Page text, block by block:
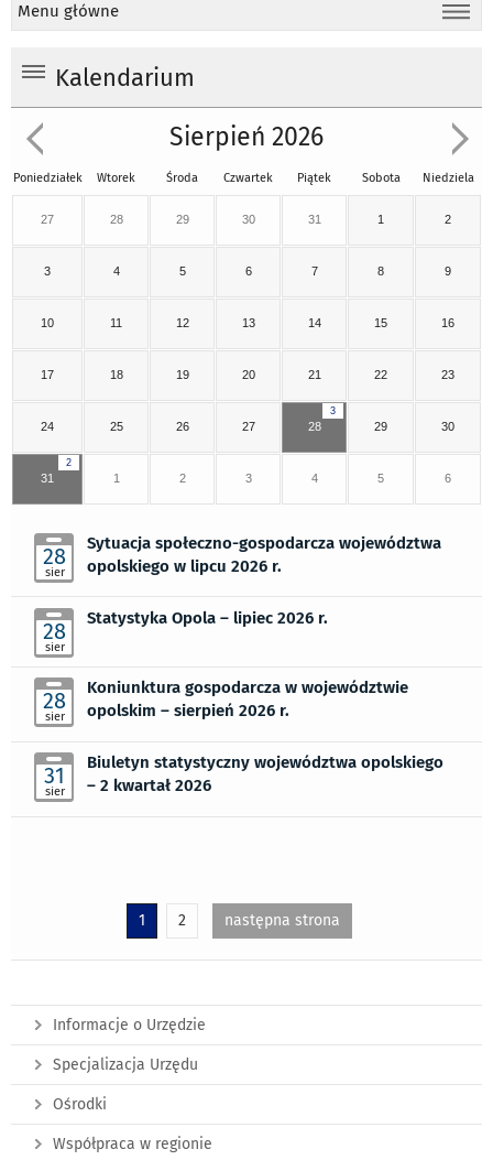
Menu główne
Kalendarium
Sierpień 2026
Poniedziałek Wtorek Środa Czwartek Piątek Sobota Niedziela
27 28 29 30 31 1 2
3 4 5 6 7 8 9
10 11 12 13 14 15 16
17 18 19 20 21 22 23
24 25 26 27
3
28 29 30
2
31 1 2 3 4 5 6
28
sier
Sytuacja społeczno-gospodarcza województwa
opolskiego w lipcu 2026 r.
28
sier
Statystyka Opola – lipiec 2026 r.
28
sier
Koniunktura gospodarcza w województwie
opolskim – sierpień 2026 r.
31
sier
Biuletyn statystyczny województwa opolskiego
– 2 kwartał 2026
1 2 następna strona
Informacje o Urzędzie
Specjalizacja Urzędu
Ośrodki
Współpraca w regionie